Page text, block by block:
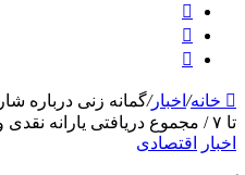
خانه/ اخبار/
تا ۷ / مجموع دریافتی یارانه نقدی و معیشتی چقدر است؟
اخبار
اقتصادی